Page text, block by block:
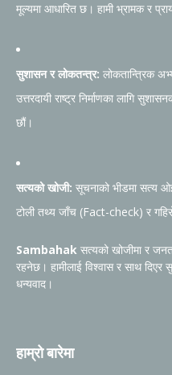
मूल्यमा आधारित छ। हामी भ्रामक र
सुशासन र लोकतन्त्र: लोकतान्त्रिक
उत्तरदायी राष्ट्र निर्माणका लागि
छौं।
सत्यको खोजी: सूचनाको भीडमा सत्य
टोली तथ्य जाँच (Fact-check) र
Sambahak सत्यको खोजीमा र
रहनेछ। हामीलाई विश्वास र साथ दिएर
धन्यवाद।
हाम्रो बारेमा